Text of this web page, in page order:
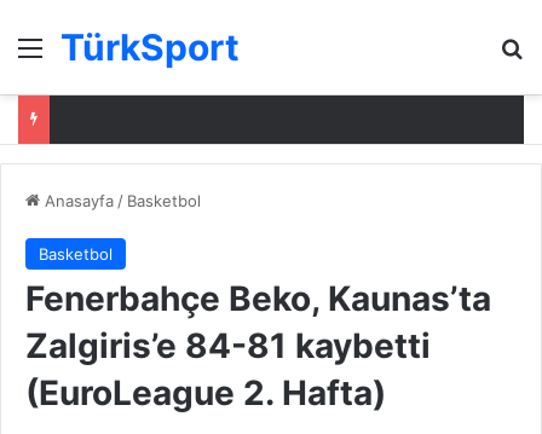
Menü
TürkSport
Anasayfa / Basketbol
Basketbol
Fenerbahçe Beko, Kaunas’ta
Zalgiris’e 84-81 kaybetti
(EuroLeague 2. Hafta)